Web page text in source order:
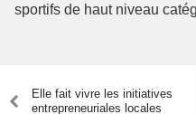
sportifs de haut niveau
Elle fait vivre les initiatives
entrepreneuriales locales